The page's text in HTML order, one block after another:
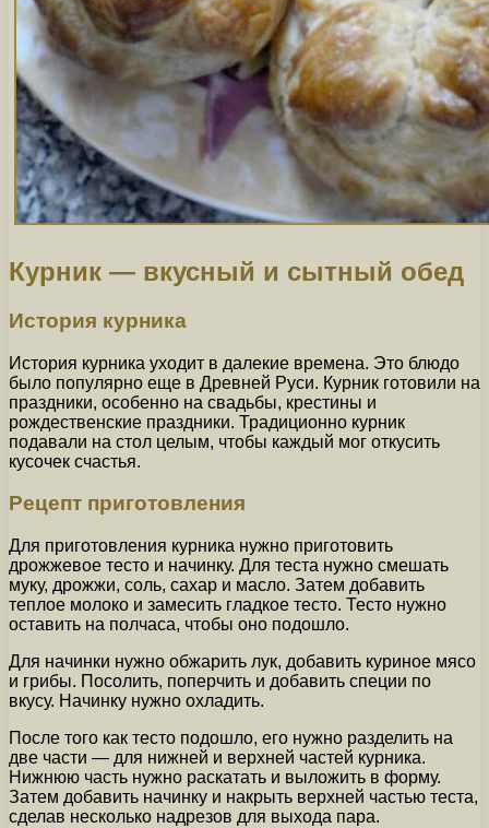
Курник — вкусный и сытный обед
История курника
История курника уходит в далекие времена. Это блюдо
было популярно еще в Древней Руси. Курник готовили на
праздники, особенно на свадьбы, крестины и
рождественские праздники. Традиционно курник
подавали на стол целым, чтобы каждый мог откусить
кусочек счастья.
Рецепт приготовления
Для приготовления курника нужно приготовить
дрожжевое тесто и начинку. Для теста нужно смешать
муку, дрожжи, соль, сахар и масло. Затем добавить
теплое молоко и замесить гладкое тесто. Тесто нужно
оставить на полчаса, чтобы оно подошло.
Для начинки нужно обжарить лук, добавить куриное мясо
и грибы. Посолить, поперчить и добавить специи по
вкусу. Начинку нужно охладить.
После того как тесто подошло, его нужно разделить на
две части — для нижней и верхней частей курника.
Нижнюю часть нужно раскатать и выложить в форму.
Затем добавить начинку и накрыть верхней частью теста,
сделав несколько надрезов для выхода пара.